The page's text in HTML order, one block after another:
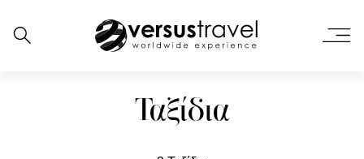
Ταξίδια